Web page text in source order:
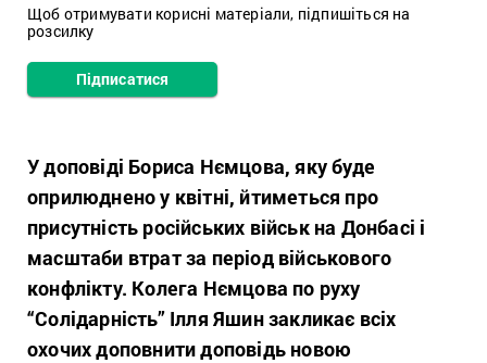
Щоб отримувати корисні матеріали, підпишіться на
розсилку
Підписатися
У доповіді Бориса Нємцова, яку буде
оприлюднено у квітні, йтиметься про
присутність російських військ на Донбасі і
масштаби втрат за період військового
конфлікту. Колега Нємцова по руху
“Солідарність” Ілля Яшин закликає всіх
охочих доповнити доповідь новою